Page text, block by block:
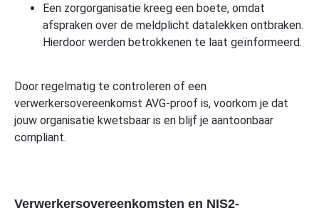
Een zorgorganisatie kreeg een boete, omdat
afspraken over de meldplicht datalekken ontbraken.
Hierdoor werden betrokkenen te laat geïnformeerd.
Door regelmatig te controleren of een
verwerkersovereenkomst AVG-proof is, voorkom je dat
jouw organisatie kwetsbaar is en blijf je aantoonbaar
compliant.
Verwerkersovereenkomsten en NIS2-